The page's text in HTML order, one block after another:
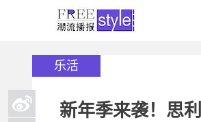
乐活
新年季来袭！思